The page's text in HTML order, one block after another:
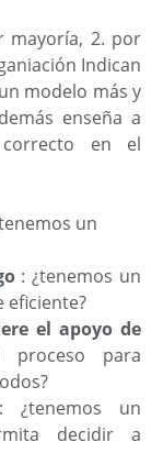
mayoría, 2. por
Indican
modelo más y
enseña a
en el
un
: ¿tenemos un
eficiente?
el apoyo de
para
¿tenemos un
decidir a